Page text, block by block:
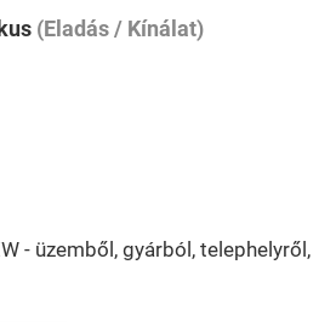
(Eladás / Kínálat)
- üzemből, gyárból, telephelyről,